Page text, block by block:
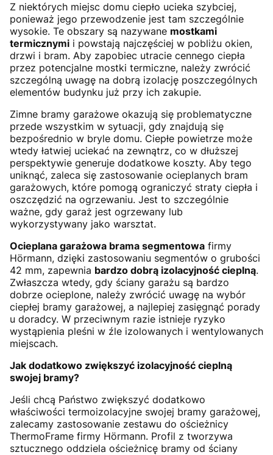
Z niektórych miejsc domu ciepło ucieka szybciej,
ponieważ jego przewodzenie jest tam szczególnie
wysokie. Te obszary są nazywane mostkami
termicznymi i powstają najczęściej w pobliżu okien,
drzwi i bram. Aby zapobiec utracie cennego ciepła
przez potencjalne mostki termiczne, należy zwrócić
szczególną uwagę na dobrą izolację poszczególnych
elementów budynku już przy ich zakupie.
Zimne bramy garażowe okazują się problematyczne
przede wszystkim w sytuacji, gdy znajdują się
bezpośrednio w bryle domu. Ciepłe powietrze może
wtedy łatwiej uciekać na zewnątrz, co w dłuższej
perspektywie generuje dodatkowe koszty. Aby tego
uniknąć, zaleca się zastosowanie ocieplanych bram
garażowych, które pomogą ograniczyć straty ciepła i
oszczędzić na ogrzewaniu. Jest to szczególnie
ważne, gdy garaż jest ogrzewany lub
wykorzystywany jako warsztat.
Ocieplana garażowa brama segmentowa firmy
Hörmann, dzięki zastosowaniu segmentów o grubości
42 mm, zapewnia bardzo dobrą izolacyjność cieplną.
Zwłaszcza wtedy, gdy ściany garażu są bardzo
dobrze ocieplone, należy zwrócić uwagę na wybór
ciepłej bramy garażowej, a najlepiej zasięgnąć porady
u doradcy. W przeciwnym razie istnieje ryzyko
wystąpienia pleśni w źle izolowanych i wentylowanych
miejscach.
Jak dodatkowo zwiększyć izolacyjność cieplną
swojej bramy?
Jeśli chcą Państwo zwiększyć dodatkowo
właściwości termoizolacyjne swojej bramy garażowej,
zalecamy zastosowanie zestawu do ościeżnicy
ThermoFrame firmy Hörmann. Profil z tworzywa
sztucznego oddziela ościeżnicę bramy od ściany